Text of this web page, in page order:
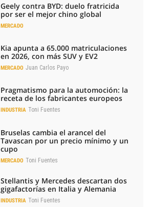
Geely contra BYD: duelo fratricida
por ser el mejor chino global
MERCADO
Kia apunta a 65.000 matriculaciones
en 2026, con más SUV y EV2
MERCADO Juan Carlos Payo
Pragmatismo para la automoción: la
receta de los fabricantes europeos
INDUSTRIA Toni Fuentes
Bruselas cambia el arancel del
Tavascan por un precio mínimo y un
cupo
MERCADO Toni Fuentes
Stellantis y Mercedes descartan dos
gigafactorías en Italia y Alemania
INDUSTRIA Toni Fuentes